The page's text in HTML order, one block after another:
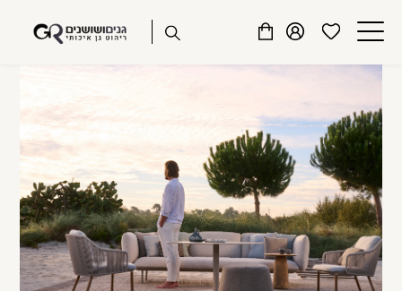
לֵב:
מַעֲרֶכֶת
נָגִישׁ
הַמְּסַיַּעַת
לִנְגִישׁוּת
הָאֲתָר.
פתיחת
חלונית
פתיחת
חלונית
פתיחת
מועדפים
כבר רשומים? התחברו
זכור אותי שכחתי סיסמה